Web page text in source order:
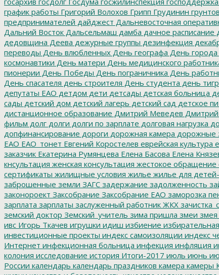
график работы Григорий Волохов Грипп Грудинин
предпринимателей дайджест Дальневосточная
Дальний Восток Дальсельмаш дамба дачное расписание
дедовщина Деева дежурные группы дезинфекция
переводы День влюбленных День географа День города
космонавтики День матери День медицинского
пионерии День Победы День пограничника День
День спасателя день строителя День студента день
депутаты ЕАО детдом дети детсады детская больница
сады детский дом детский лагерь детский сад детское
дистанционное образование Дмитрий Меведев
фильм долг долги долги по зарплате долговая нагрузка
допфинансирование дороги дорожная камера дорожные
ЕАО ЕАО_тонет Евгений Коростелев еврейская культура
заказчик Екатерина Румянцева Елена Басова Елена
кнсультация женская консультация жестокое обращение
сертификаты жилищные условия жилье жилье для
заброшенные земли ЗАГС задержание задолженность
законороект Заксобрание Заксобрание ЕАО заморозка
зарплата зарплаты заслуженный работник ЖКХ
земский доктор Земский_учитель зима пришла змеи змея
ивс Игорь Ткачев игрушки идиш избиение
инвестиционные проекты индекс самоизоляции индекс
Интернет инфекционная больница инфекция инфляция
колония исследование история Итоги-2017 июль июнь
России календарь календарь праздников камера камеры